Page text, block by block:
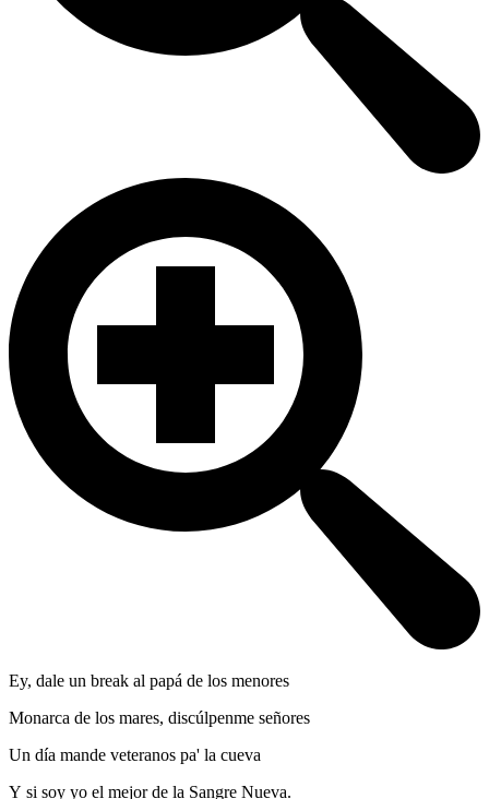
Ey, dale un break al papá de los menores
Monarca de los mares, discúlpenme señores
Un día mande veteranos pa' la cueva
Y si soy yo el mejor de la Sangre Nueva.